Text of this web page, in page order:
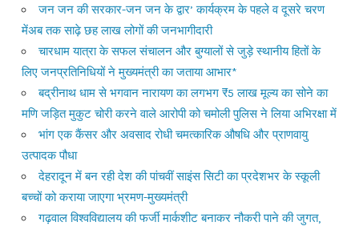
जन जन की सरकार-जन जन के द्वार’ कार्यक्रम के पहले व दूसरे चरण
मेंअब तक साढ़े छह लाख लोगों की जनभागीदारी
चारधाम यात्रा के सफल संचालन और बुग्यालों से जुड़े स्थानीय हितों के
लिए जनप्रतिनिधियों ने मुख्यमंत्री का जताया आभार*
बद्रीनाथ धाम से भगवान नारायण का लगभग ₹5 लाख मूल्य का सोने का
मणि जड़ित मुकुट चोरी करने वाले आरोपी को चमोली पुलिस ने लिया अभिरक्षा में
भांग एक कैंसर और अवसाद रोधी चमत्कारिक औषधि और प्राणवायु
उत्पादक पौधा
देहरादून में बन रही देश की पांचवीं साइंस सिटी का प्रदेशभर के स्कूली
बच्चों को कराया जाएगा भ्रमण-मुख्यमंत्री
गढ़वाल विश्वविद्यालय की फर्जी मार्कशीट बनाकर नौकरी पाने की जुगत,